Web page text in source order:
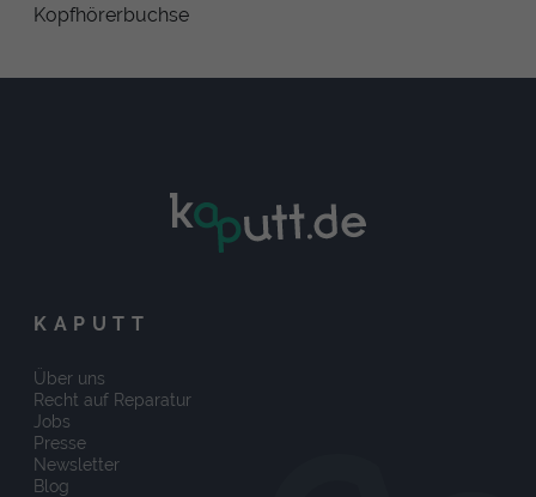
Kopfhörerbuchse
KAPUTT
Über uns
Recht auf Reparatur
Jobs
Presse
Newsletter
Blog